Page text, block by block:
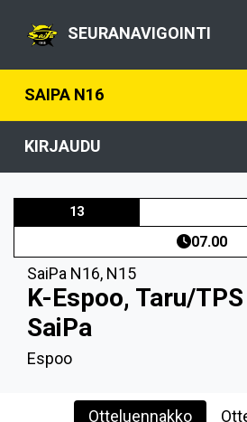
SEURANAVIGOINTI
SAIPA N16
KIRJAUDU
13
07.00
SaiPa N16, N15
K-Espoo, Taru/
SaiPa
Espoo
Otteluennakko